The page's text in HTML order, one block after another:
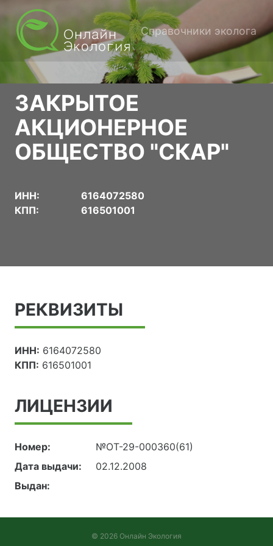
Справочники эколога
ЗАКРЫТОЕ
АКЦИОНЕРНОЕ
ОБЩЕСТВО "СКАР"
ИНН:
6164072580
КПП:
616501001
РЕКВИЗИТЫ
ИНН: 6164072580
КПП: 616501001
ЛИЦЕНЗИИ
Номер:
№ОТ-29-000360(61)
Дата выдачи:
02.12.2008
Выдан:
© 2026 Онлайн Экология